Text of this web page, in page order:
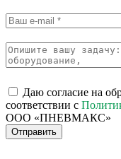
Даю согласие на
соответствии с
ООО «ПНЕВМАКС»
Отправить